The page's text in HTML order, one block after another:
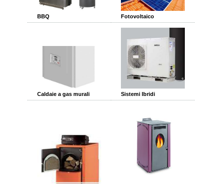
BBQ Fotovoltaico
Caldaie a gas murali Sistemi Ibridi